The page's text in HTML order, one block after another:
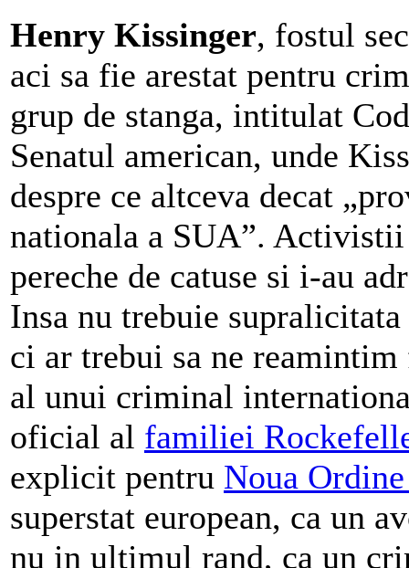
Henry Kissinger, fostul
aci sa fie arestat pentru
grup de stanga, intitulat
Senatul american, unde
despre ce altceva decat
nationala a SUA”.
pereche de catuse si i-au
Insa nu trebuie
ci ar trebui sa ne
al unui criminal
oficial al familiei
explicit pentru Noua
superstat european, ca un
nu in ultimul rand, ca un